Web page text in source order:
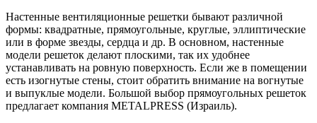
Настенные вентиляционные решетки бывают различной
формы: квадратные, прямоугольные, круглые, эллиптические
или в форме звезды, сердца и др. В основном, настенные
модели решеток делают плоскими, так их удобнее
устанавливать на ровную поверхность. Если же в помещении
есть изогнутые стены, стоит обратить внимание на вогнутые
и выпуклые модели. Большой выбор прямоугольных решеток
предлагает компания METALPRESS (Израиль).